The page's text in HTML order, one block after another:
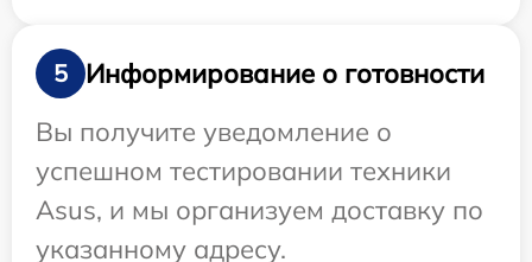
5
Информирование о готовности
Вы получите уведомление о
успешном тестировании техники
Asus, и мы организуем доставку по
указанному адресу.